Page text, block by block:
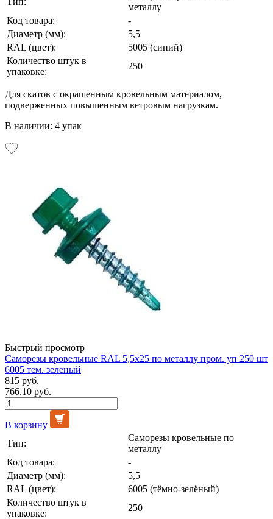
металлу
Код товара:
-
Диаметр (мм):
5,5
RAL (цвет):
5005 (синий)
Количество штук в
упаковке:
250
Для скатов с окрашенным кровельным материалом,
подверженных повышенным ветровым нагрузкам.
В наличии: 4 упак
Быстрый просмотр
Саморезы кровельные RAL 5,5х25 по металлу пром. уп 250 шт
6005 тем. зеленый
815 руб.
766.10 руб.
В корзину
Тип:
Саморезы кровельные по
металлу
Код товара:
-
Диаметр (мм):
5,5
RAL (цвет):
6005 (тёмно-зелёный)
Количество штук в
упаковке:
250